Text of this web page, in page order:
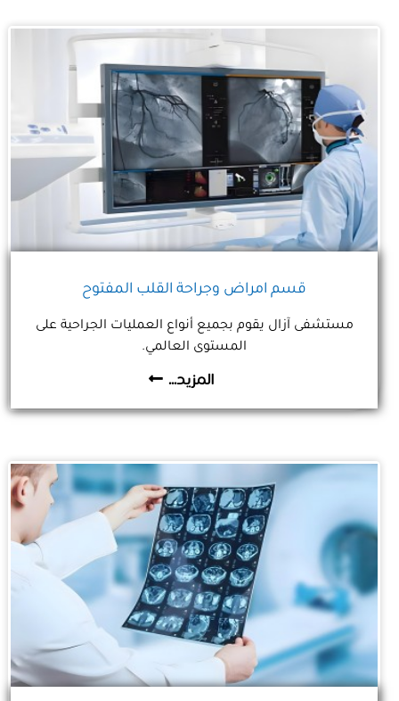
قسم امراض وجراحة القلب المفتوح
مستشفى آزال يقوم بجميع أنواع العمليات الجراحية على
المستوى العالمي.
المزيد...